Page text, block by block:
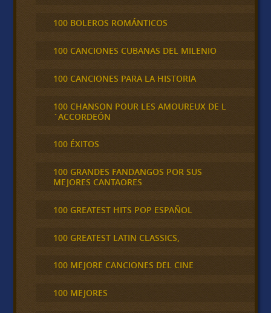
100 BOLEROS ROMÁNTICOS
100 CANCIONES CUBANAS DEL MILENIO
100 CANCIONES PARA LA HISTORIA
100 CHANSON POUR LES AMOUREUX DE L
´ACCORDEÓN
100 ÉXITOS
100 GRANDES FANDANGOS POR SUS
MEJORES CANTAORES
100 GREATEST HITS POP ESPAÑOL
100 GREATEST LATIN CLASSICS,
100 MEJORE CANCIONES DEL CINE
100 MEJORES